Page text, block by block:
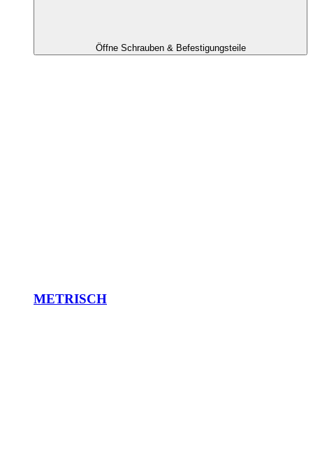
Öffne Schrauben & Befestigungsteile
METRISCH